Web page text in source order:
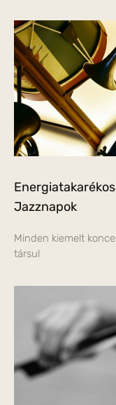
Jazznapok
Minden kiemelt
társul